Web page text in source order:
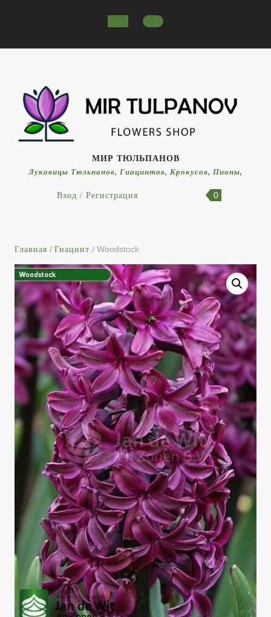
МИР ТЮЛЬПАНОВ
Луковицы Тюльпанов, Гиацинтов, Крокусов, Пионы,
Вход / Регистрация 0
Главная / Гиацинт / Woodstock